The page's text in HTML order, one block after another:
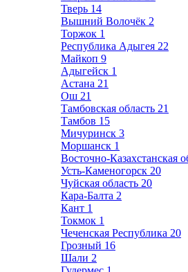
Тверь 14
Вышний Волочёк 2
Торжок 1
Республика Адыгея 22
Майкоп 9
Адыгейск 1
Астана 21
Ош 21
Тамбовская область 21
Тамбов 15
Мичуринск 3
Моршанск 1
Восточно-Казахстанская
Усть-Каменогорск 20
Чуйская область 20
Кара-Балта 2
Кант 1
Токмок 1
Чеченская Республика 20
Грозный 16
Шали 2